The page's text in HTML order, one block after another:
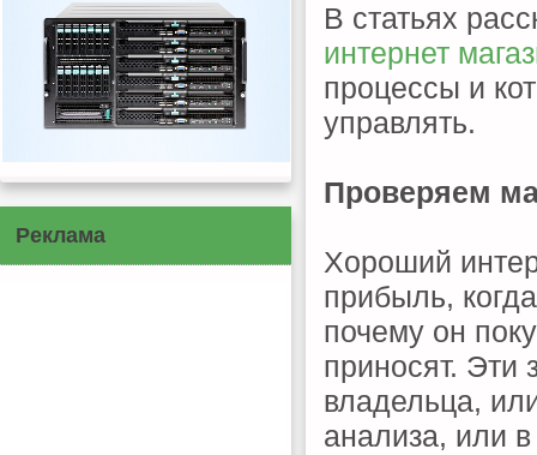
Реклама
В статьях
интернет
процессы и
управлять.
Проверяем
Хороший
прибыль,
почему он
приносят. Эти
владельца,
анализа, или в